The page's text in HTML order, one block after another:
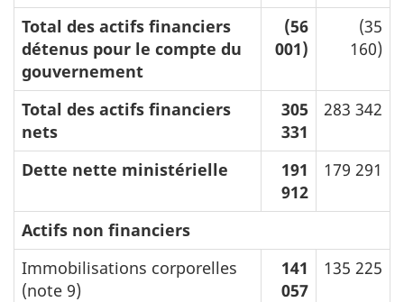
Total des actifs financiers
détenus pour le compte du
gouvernement
(56
001)
(35
160)
Total des actifs financiers
nets
305
331
283 342
Dette nette ministérielle
191
912
179 291
Actifs non financiers
Immobilisations corporelles
(note 9)
141
057
135 225